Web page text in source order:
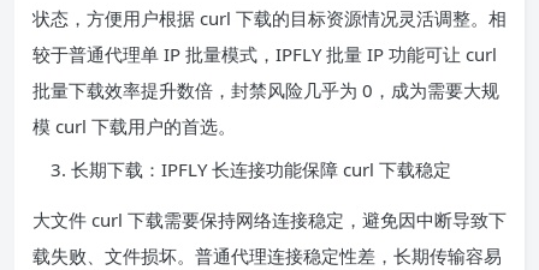
状态，方便用户根据 curl 下载的目标资源情况灵活调整。相
较于普通代理单 IP 批量模式，IPFLY 批量 IP 功能可让 curl
批量下载效率提升数倍，封禁风险几乎为 0，成为需要大规
模 curl 下载用户的首选。
长期下载：IPFLY 长连接功能保障 curl 下载稳定
大文件 curl 下载需要保持网络连接稳定，避免因中断导致下
载失败、文件损坏。普通代理连接稳定性差，长期传输容易